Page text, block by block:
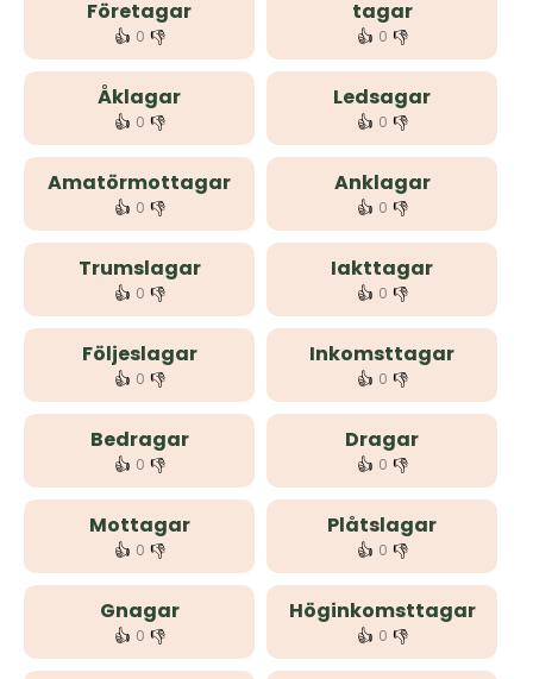
Företagar
👍 0 👎
tagar
👍 0 👎
Åklagar
👍 0 👎
Ledsagar
👍 0 👎
Amatörmottagar
👍 0 👎
Anklagar
👍 0 👎
Trumslagar
👍 0 👎
Iakttagar
👍 0 👎
Följeslagar
👍 0 👎
Inkomsttagar
👍 0 👎
Bedragar
👍 0 👎
Dragar
👍 0 👎
Mottagar
👍 0 👎
Plåtslagar
👍 0 👎
Gnagar
👍 0 👎
Höginkomsttagar
👍 0 👎